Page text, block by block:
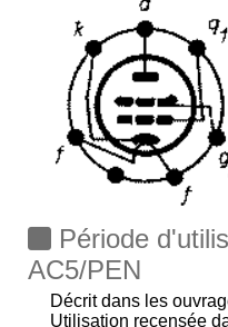
Période
AC5/PEN
Décrit dans les
Utilisation recensée